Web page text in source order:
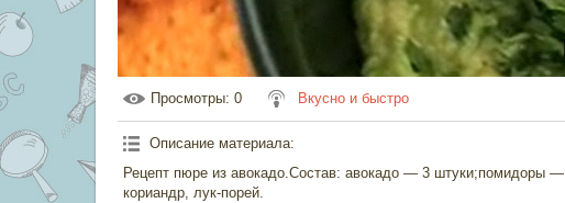
Просмотры: 0 Вкусно и быстро
Описание материала:
Рецепт пюре из авокадо.Состав: авокадо — 3 штуки;помидоры
кориандр, лук-порей.